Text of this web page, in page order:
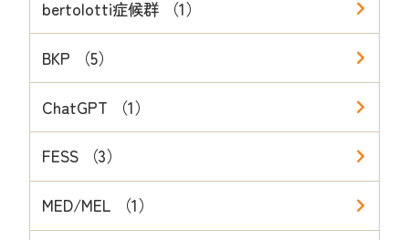
bertolotti症候群 （1）
BKP （5）
ChatGPT （1）
FESS （3）
MED/MEL （1）